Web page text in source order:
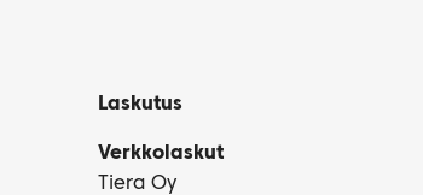
Laskutus
Verkkolaskut
Tiera Oy